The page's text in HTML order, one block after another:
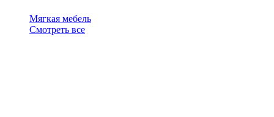
Мягкая мебель
Смотреть все